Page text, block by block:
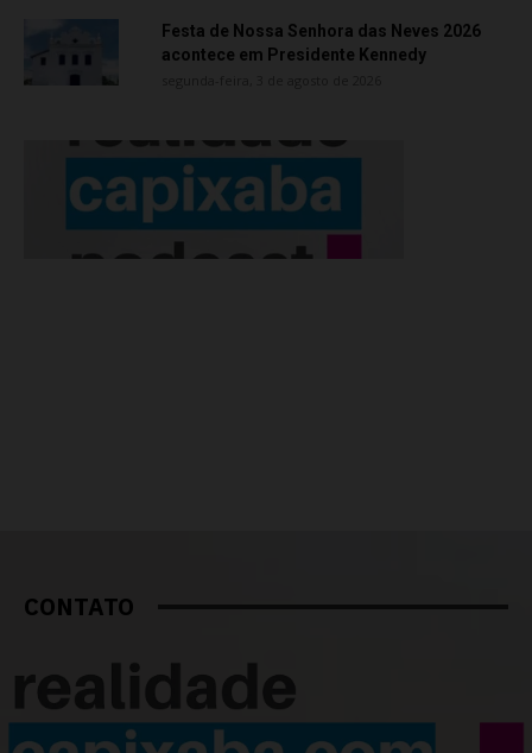
Festa de Nossa Senhora das Neves 2026
acontece em Presidente Kennedy
CONTATO